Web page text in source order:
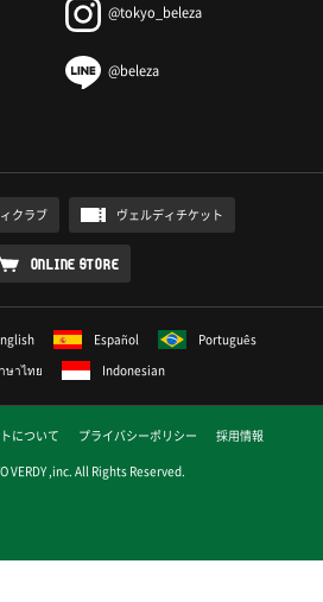
@tokyo_beleza
@beleza
クラブ ヴェルディチケット
ONLINE STORE
Español
Português
ษาไทย
Indonesian
について プライバシーポリシー
採用情報
VERDY ,inc. All Rights Reserved.